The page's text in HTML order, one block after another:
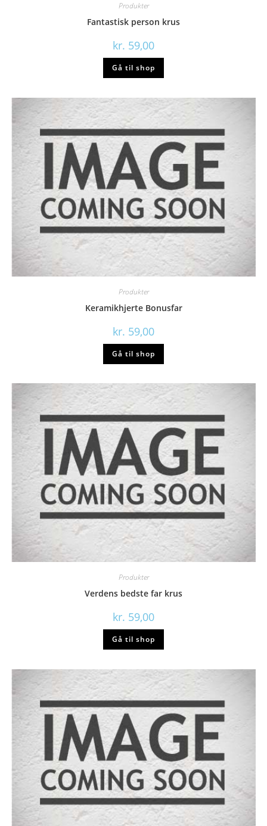
Produkter
Fantastisk person krus
kr. 59,00
Gå til shop
Produkter
Keramikhjerte Bonusfar
kr. 59,00
Gå til shop
Produkter
Verdens bedste far krus
kr. 59,00
Gå til shop